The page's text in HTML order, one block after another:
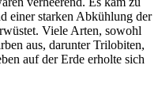
einerstarken Abkühlung der
Viele Arten, sowohl
aus, darunterTrilobiten,
auf der Erde erholte sich